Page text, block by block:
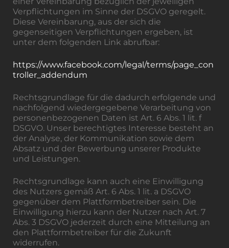
Verpflichtungen im Sinne der DSGVO geregelt.
Diese Vereinbarung, aus der sich die
gegenseitigen Verpflichtungen ergeben, ist
unter dem folgenden Link abrufbar:
https://www.facebook.com/legal/terms/page_con
troller_addendum
Rechtsgrundlage für die dadurch erfolgende und
nachfolgend wiedergegebene Verarbeitung von
personenbezogenen Daten ist Art. 6 Abs. 1 lit. f
DSGVO. Unser berechtigtes Interesse besteht an
der Analyse, der Kommunikation sowie dem
Absatz und der Bewerbung unserer Produkte
und Leistungen.
Rechtsgrundlage kann auch eine Einwilligung
des Nutzers gemäß Art. 6 Abs. 1 lit. a DSGVO
gegenüber dem Plattformbetreiber sein. Die
Einwilligung hierzu kann der Nutzer nach Art. 7
Abs. 3 DSGVO jederzeit durch eine Mitteilung an
den Plattformbetreiber für die Zukunft
widerrufen.